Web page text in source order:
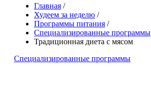
Главная /
Худеем за неделю /
Программы питания /
Специализированные программы
Традиционная диета с мясом
Специализированные программы